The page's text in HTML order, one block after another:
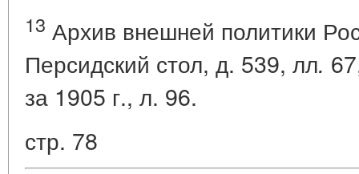
13 Архив внешней политики
Персидский стол, д. 539, лл.
за 1905 г., л. 96.
стр. 78